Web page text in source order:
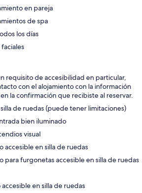
en pareja
de spa
los días
requisito de accesibilidad en particular,
con el alojamiento con la información
la confirmación que recibiste al reservar.
de ruedas (puede tener limitaciones)
bien iluminado
visual
accesible en silla de ruedas
para furgonetas accesible en silla de ruedas
en silla de ruedas